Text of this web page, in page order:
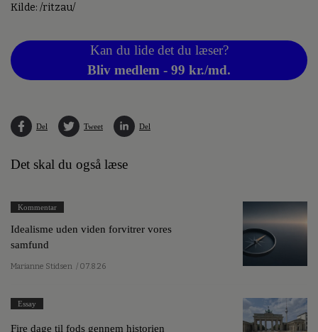
Kilde: /ritzau/
Kan du lide det du læser?
Bliv medlem - 99 kr./md.
Del Tweet Del
Det skal du også læse
Kommentar
Idealisme uden viden forvitrer vores
samfund
Marianne Stidsen / 07.8.26
Essay
Fire dage til fods gennem historien